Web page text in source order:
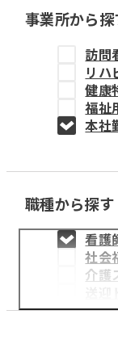
教育事業
姫路
姫路中
採用情報
医療
募集
事業所から探
訪問
リハ
健康
福祉
本社
職種から探す
看護
社会
介護